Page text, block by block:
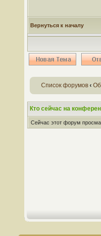
Вернуться к началу
Список форумов ‹
Кто сейчас на
Сейчас этот форум